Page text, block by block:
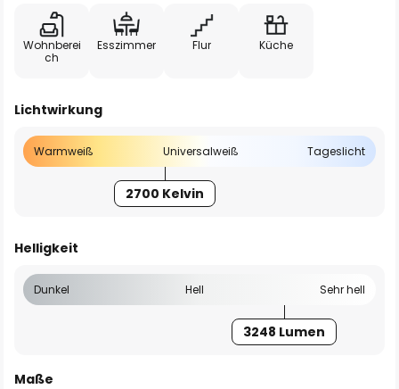
Wohnberei
ch
Esszimmer Flur Küche
Lichtwirkung
Warmweiß Universalweiß Tageslicht
2700 Kelvin
Helligkeit
Dunkel Hell Sehr hell
3248 Lumen
Maße